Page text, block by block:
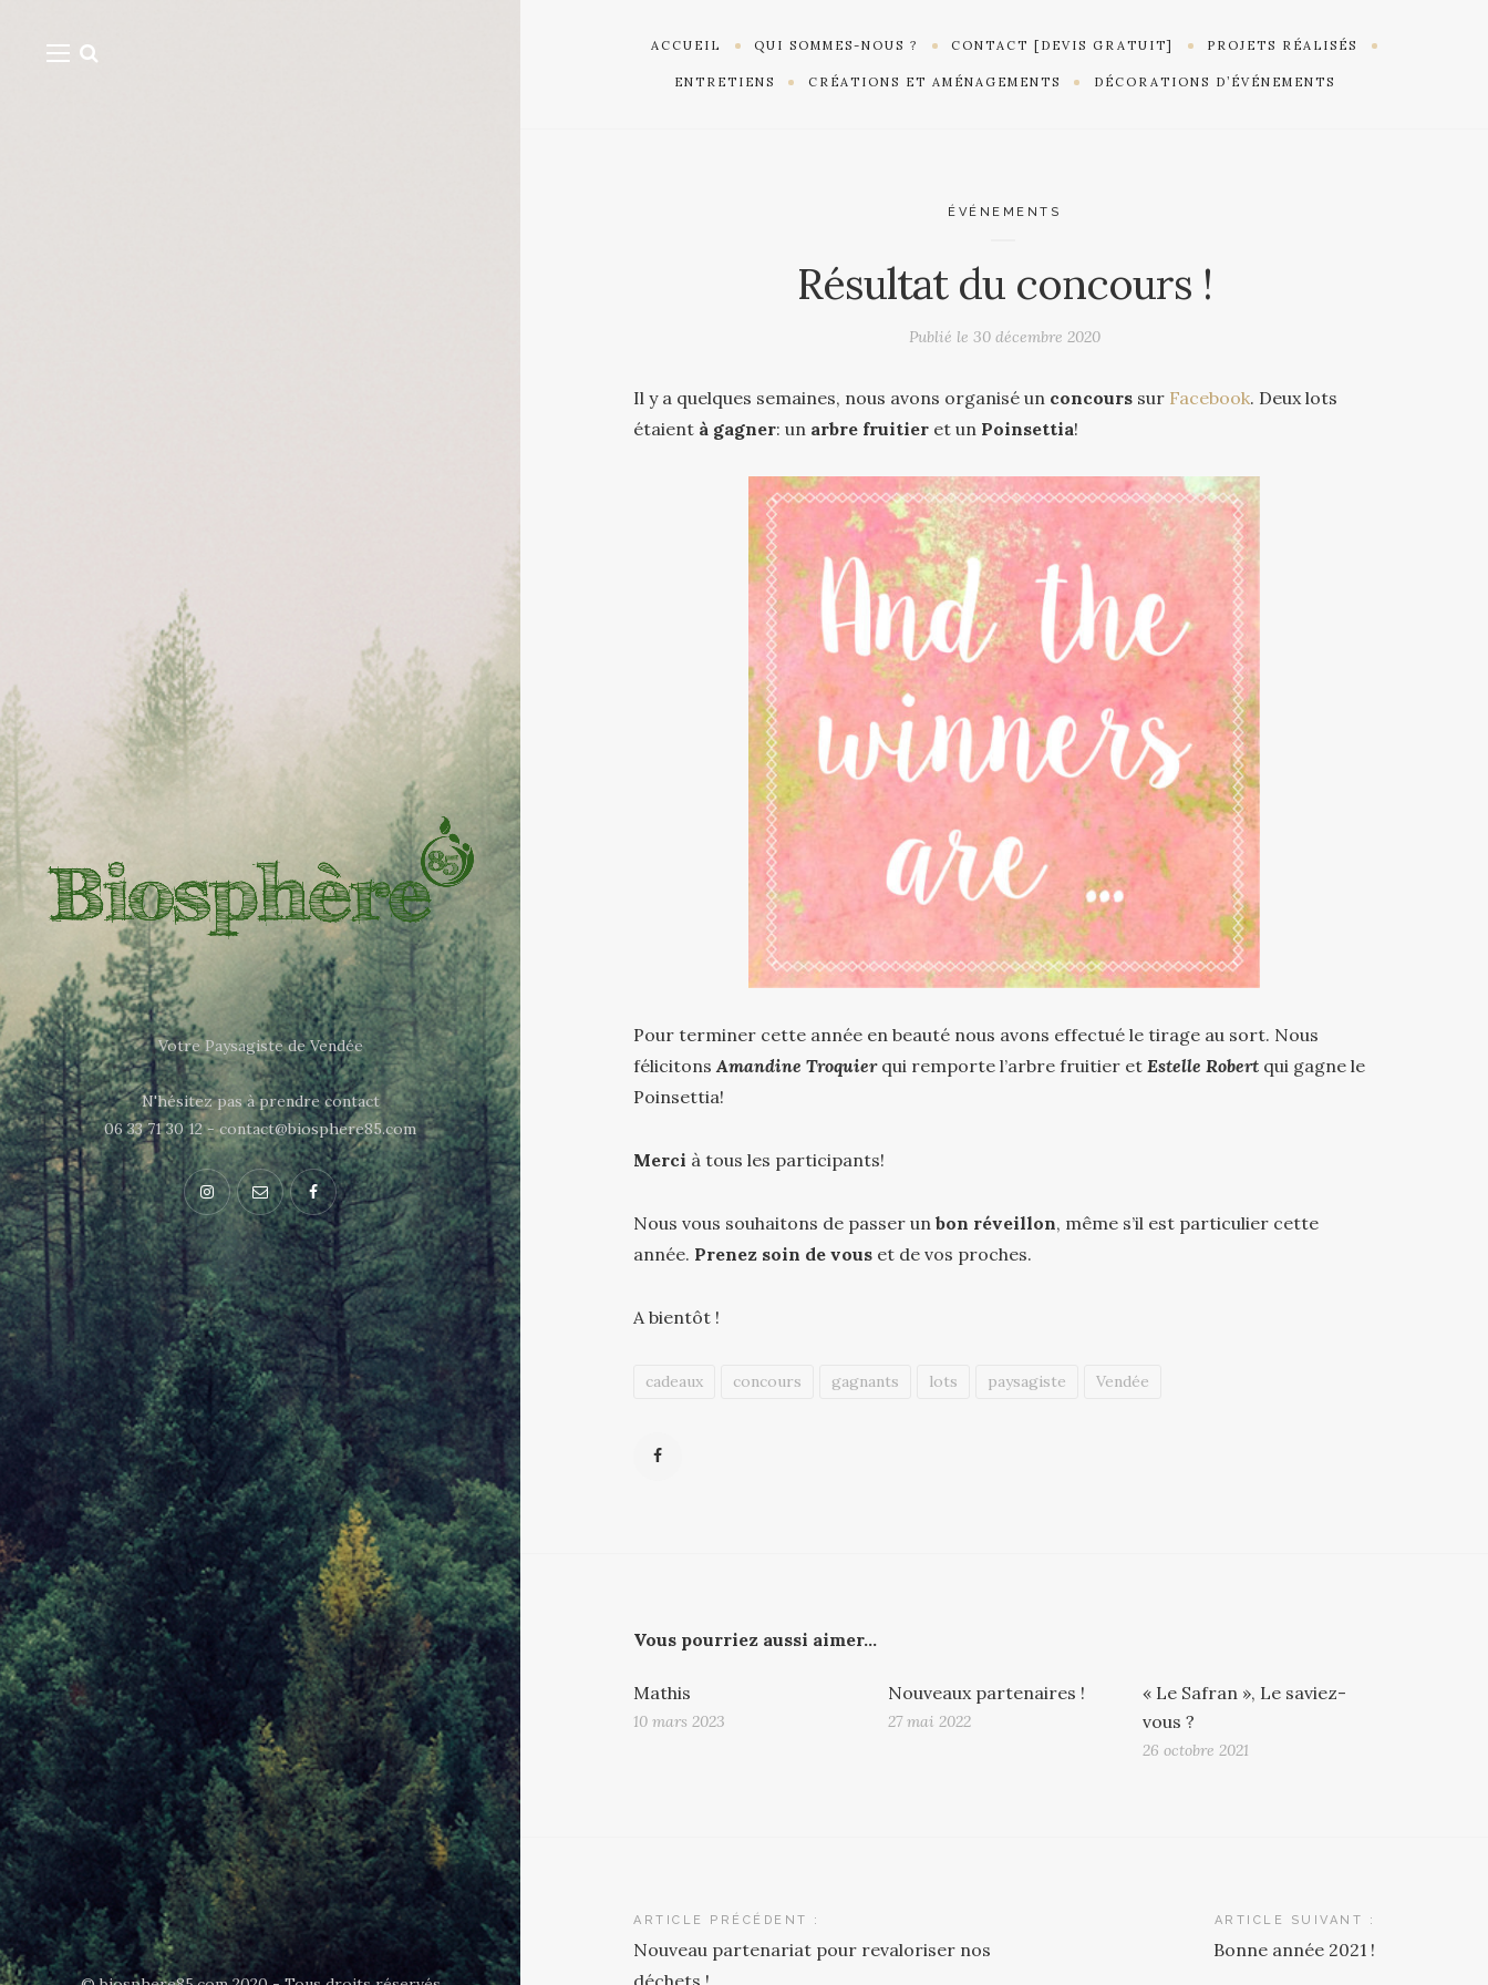
Votre Paysagiste de Vendée
N'hésitez pas à prendre contact
06 33 71 30 12 - contact@biosphere85.com
ACCUEIL QUI SOMMES-NOUS ? CONTACT [DEVIS GRATUIT] PROJETS RÉALISÉS
ENTRETIENS CRÉATIONS ET AMÉNAGEMENTS DÉCORATIONS D’ÉVÉNEMENTS
ÉVÉNEMENTS
Résultat du concours !
Publié le 30 décembre 2020
Il y a quelques semaines, nous avons organisé un concours sur Facebook. Deux lots
étaient à gagner: un arbre fruitier et un Poinsettia!
Pour terminer cette année en beauté nous avons effectué le tirage au sort. Nous
félicitons Amandine Troquierqui remporte l’arbre fruitier etEstelle Robert qui gagne le
Poinsettia!
Merci à tous les participants!
Nous vous souhaitons de passer un bon réveillon, même s’il est particulier cette
année. Prenez soin de vous et de vos proches.
A bientôt !
cadeaux concours gagnants lots paysagiste Vendée
Vous pourriez aussi aimer...
Mathis
10 mars 2023
Nouveaux partenaires !
27 mai 2022
« Le Safran », Le saviez-
vous ?
26 octobre 2021
Navigation
de
ARTICLE PRÉCÉDENT :
Nouveau partenariat pour revaloriser nos
déchets !
ARTICLE SUIVANT :
Bonne année 2021 !